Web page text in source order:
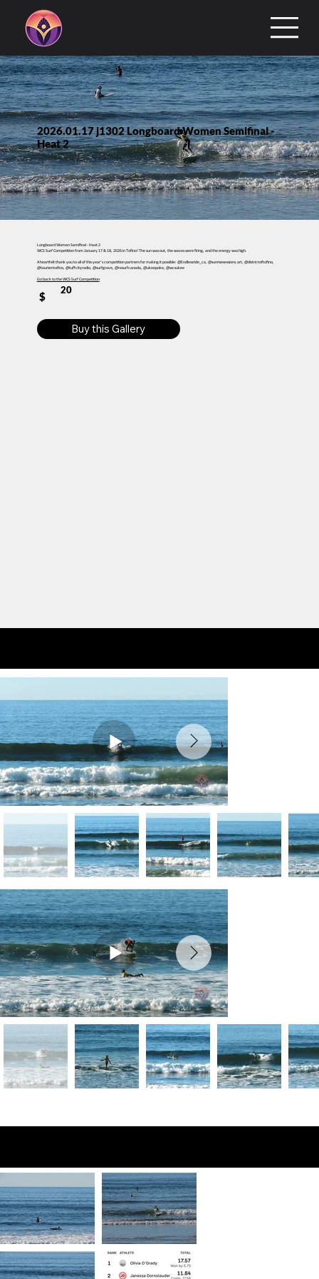
2026.01.17 j1302 Longboard Women Semifinal -
Heat 2
Longboard Women Semifinal - Heat 2
WCS Surf Competition from January 17 & 18, 2026 in Tofino! The sun was out, the waves were firing, and the energy was high.
A heartfelt thank you to all of this year’s competition partners for making it possible: @Endlessride_ca, @sunrisesessions.art, @districtoftofino,
@tourismtofino, @tuffcityradio, @surfgrove, @resurfcanada, @ukeepoke, @wcsukee
Go back to the WCS Surf Competition
$
20
Buy this Gallery